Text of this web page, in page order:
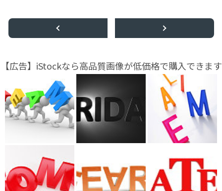
【広告】iStockなら高品質画像が低価格で購入できます